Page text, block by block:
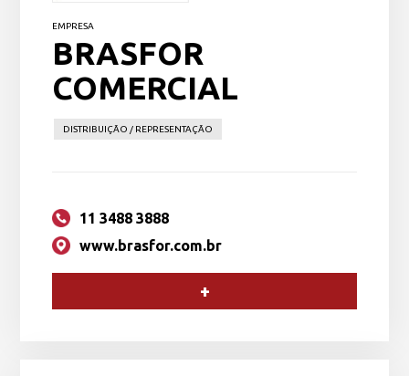
EMPRESA
BRASFOR
COMERCIAL
DISTRIBUIÇÃO / REPRESENTAÇÃO
11 3488 3888
www.brasfor.com.br
+